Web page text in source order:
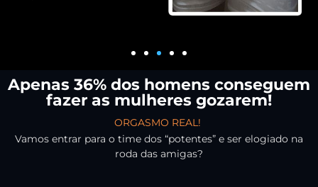
Apenas 36% dos homens conseguem
fazer as mulheres gozarem!
ORGASMO REAL!
Vamos entrar para o time dos “potentes” e ser elogiado na
roda das amigas?